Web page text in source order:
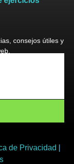
consejos útiles y
de Privacidad